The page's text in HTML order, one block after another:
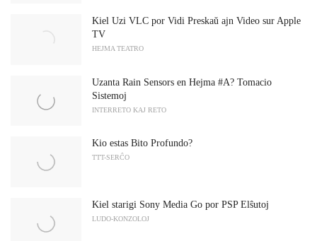
Kiel Uzi VLC por Vidi Preskaŭ ajn Video sur Apple
TV
HEJMA TEATRO
Uzanta Rain Sensors en Hejma #A? Tomacio
Sistemoj
INTERRETO KAJ RETO
Kio estas Bito Profundo?
TTT-SERĈO
Kiel starigi Sony Media Go por PSP Elŝutoj
LUDO-KONZOLOJ